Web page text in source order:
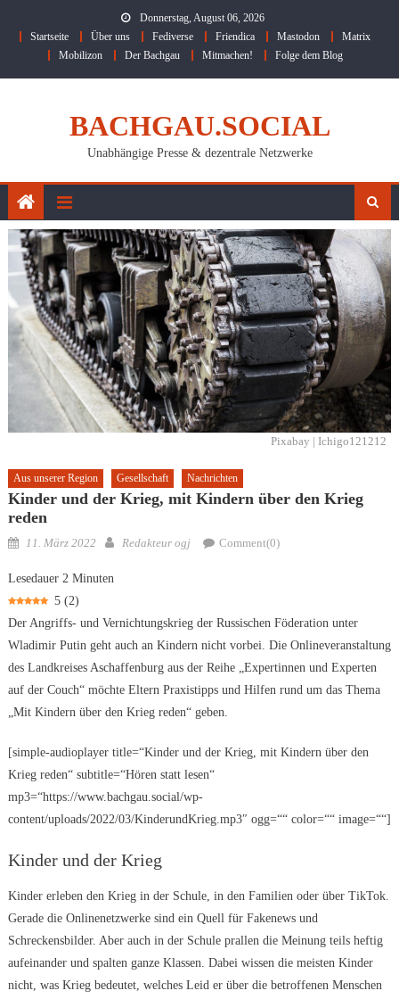
Donnerstag, August 06, 2026
Startseite
Über uns Fediverse Friendica Mastodon
Matrix
Mobilizon
Der Bachgau Mitmachen! Folge dem Blog
BACHGAU.SOCIAL
Unabhängige Presse & dezentrale Netzwerke
Pixabay | Ichigo121212
Aus unserer Region Gesellschaft Nachrichten
Kinder und der Krieg, mit Kindern über den Krieg
reden
Posted
11. März 2022 Author
Redakteur ogj Comment(0)
Lesedauer 2 Minuten
5 (2)
Der Angriffs- und Vernichtungskrieg der Russischen Föderation unter
Wladimir Putin geht auch an Kindern nicht vorbei. Die Onlineveranstaltung
des Landkreises Aschaffenburg aus der Reihe „Expertinnen und Experten
auf der Couch“ möchte Eltern Praxistipps und Hilfen rund um das Thema
„Mit Kindern über den Krieg reden“ geben.
[simple-audioplayer title=“Kinder und der Krieg, mit Kindern über den
Krieg reden“ subtitle=“Hören statt lesen“
mp3=“https://www.bachgau.social/wp-
content/uploads/2022/03/KinderundKrieg.mp3″ ogg=““ color=““ image=““]
Kinder und der Krieg
Kinder erleben den Krieg in der Schule, in den Familien oder über TikTok.
Gerade die Onlinenetzwerke sind ein Quell für Fakenews und
Schreckensbilder. Aber auch in der Schule prallen die Meinung teils heftig
aufeinander und spalten ganze Klassen. Dabei wissen die meisten Kinder
nicht, was Krieg bedeutet, welches Leid er über die betroffenen Menschen